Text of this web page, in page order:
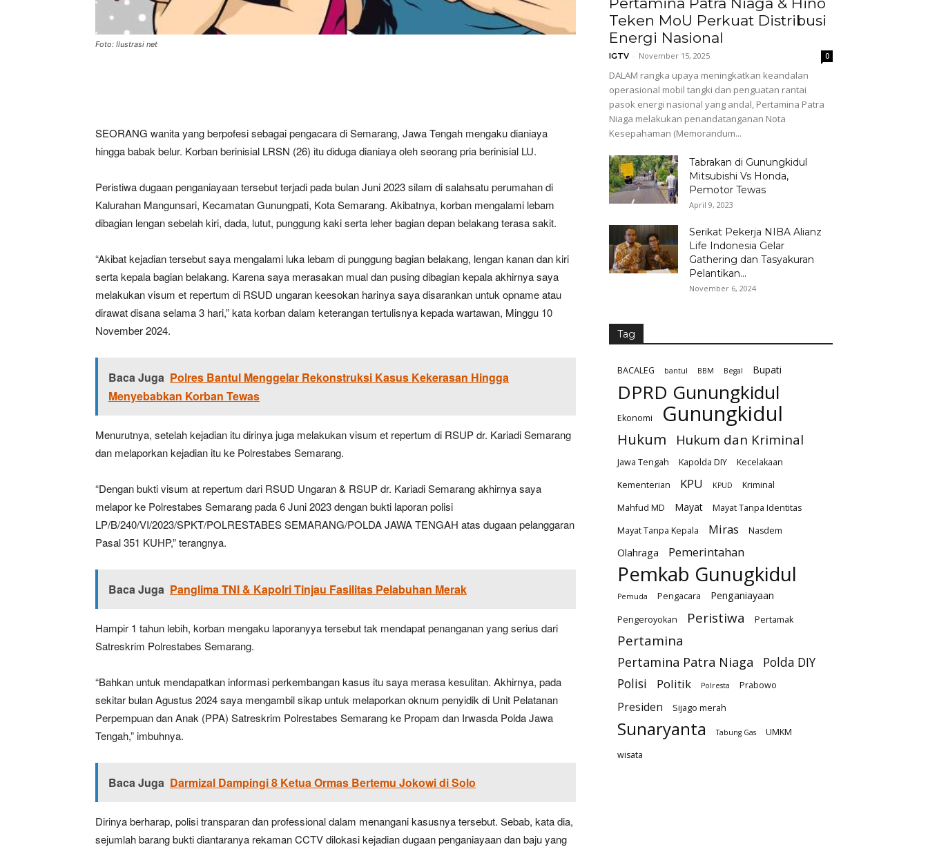
Foto: Ilustrasi net
SEORANG wanita yang berpofesi sebagai pengacara di Semarang, Jawa Tengah mengaku dianiaya
hingga babak belur. Korban berinisial LRSN (26) itu diduga dianiaya oleh seorang pria berinisial LU.
Peristiwa dugaan penganiayaan tersebut terjadi pada bulan Juni 2023 silam di salahsatu perumahan di
Kalurahan Mangunsari, Kecamatan Gunungpati, Kota Semarang. Akibatnya, korban mengalami lebam
dibagian lengan sebelah kiri, dada, lutut, punggung kaki serta leher bagian depan belakang terasa sakit.
“Akibat kejadian tersebut saya mengalami luka lebam di punggung bagian belakang, lengan kanan dan kiri
serta kepala bagian belakang. Karena saya merasakan mual dan pusing dibagian kepala akhirnya saya
melakukan visum et repertum di RSUD ungaran keesokan harinya saya disarankan untuk opname atau
dirawat disana selama 3 hari,” kata korban dalam keterangan tertulisnya kepada wartawan, Minggu 10
November 2024.
Baca Juga Polres Bantul Menggelar Rekonstruksi Kasus Kekerasan Hingga
Menyebabkan Korban Tewas
Menurutnya, setelah kejadian itu dirinya juga melakukan visum et repertum di RSUP dr. Kariadi Semarang
dan melaporkan kejadian itu ke Polrestabes Semarang.
“Dengan bukti visum at repertum dari RSUD Ungaran & RSUP dr. Kariadi Semarang akhirnya saya
melapor ke Polrestabes Semarang pada 6 Juni 2023 dengan bukti laporan polisi
LP/B/240/VI/2023/SPKT/POLRESTABES SEMARANG/POLDA JAWA TENGAH atas dugaan pelanggaran
Pasal 351 KUHP,” terangnya.
Baca Juga Panglima TNI & Kapolri Tinjau Fasilitas Pelabuhan Merak
Hampir 1 tahun lebih, korban mengaku laporanyya tersebut tak mendapat penanganan yang serius dari
Satreskrim Polrestabes Semarang.
“Bahkan untuk mendapatkan informasi perkembangan kasus itu saya merasa kesulitan. Akhirnya, pada
sekitar bulan Agustus 2024 saya mengambil sikap untuk melaporkan oknum penyidik di Unit Pelatanan
Perpempuan dan Anak (PPA) Satreskrim Polrestabes Semarang ke Propam dan Irwasda Polda Jawa
Tengah,” imbuhnya.
Baca Juga Darmizal Dampingi 8 Ketua Ormas Bertemu Jokowi di Solo
Dirinya berharap, polisi transparan dan professional dalam menangani kasusnya tersebut. Sebab, kata dia,
sejumlah barang bukti diantaranya rekaman CCTV dilokasi kejadian dugaan penganiayaan dan baju yang
Teken MoU Perkuat Distribusi
Energi Nasional
IGTV - November 15, 2025 0
DALAM rangka upaya meningkatkan keandalan
operasional mobil tangki dan penguatan rantai
pasok energi nasional yang andal, Pertamina Patra
Niaga melakukan penandatanganan Nota
Kesepahaman (Memorandum...
Tabrakan di Gunungkidul
Mitsubishi Vs Honda,
Pemotor Tewas
April 9, 2023
Serikat Pekerja NIBA Alianz
Life Indonesia Gelar
Gathering dan Tasyakuran
Pelantikan...
November 6, 2024
Tag
BACALEG bantul BBM Begal Bupati
DPRD Gunungkidul
Ekonomi Gunungkidul
Hukum Hukum dan Kriminal
Jawa Tengah Kapolda DIY
Kecelakaan
Kementerian
KPU KPUD
Kriminal
Mahfud MD
Mayat
Mayat Tanpa Identitas
Mayat Tanpa Kepala
Miras Nasdem
Olahraga Pemerintahan
Pemkab Gunugkidul
Pemuda Pengacara Penganiayaan
Pengeroyokan Peristiwa Pertamak
Pertamina
Pertamina Patra Niaga
Polda DIY
Polisi
Politik Polresta Prabowo
Presiden Sijago merah
Sunaryanta Tabung Gas
UMKM
wisata